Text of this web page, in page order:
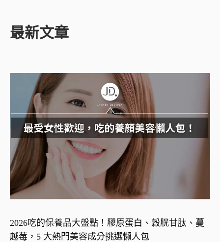
最新文章
2026吃的保養品大盤點！膠原蛋白、穀胱甘肽、蔓
越莓，5 大熱門美容成分挑選懶人包